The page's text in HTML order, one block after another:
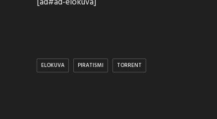
ELOKUVA PIRATISMI TORRENT